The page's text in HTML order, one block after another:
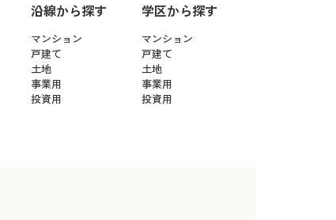
沿線から探す
マンション
戸建て
土地
事業用
投資用
学区から探す
マンション
戸建て
土地
事業用
投資用